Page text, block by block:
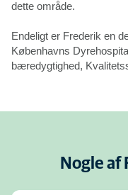
dette område.
Endeligt er Frederik en
Københavns
bæredygtighed,
Nogle af